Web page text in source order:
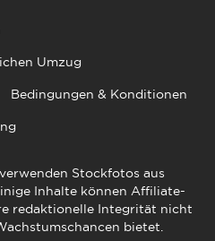
Stockfotos aus
Inhalte können Affiliate-
redaktionelle Integrität nicht
bietet.
Umzug
Bedingungen & Konditionen